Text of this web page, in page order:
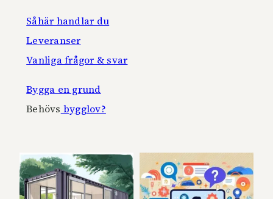
Såhär handlar du
Leveranser
Vanliga frågor & svar
Bygga en grund
Behövs bygglov?